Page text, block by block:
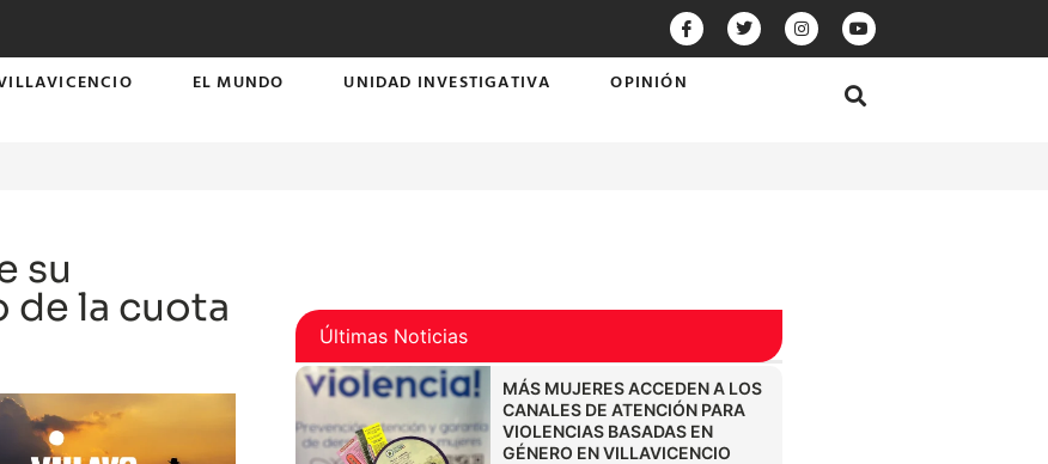
EL MUNDO UNIDAD INVESTIGATIVA OPINIÓN
su
de la cuota
Últimas Noticias
MÁS MUJERES ACCEDEN A LOS
CANALES DE ATENCIÓN PARA
VIOLENCIAS BASADAS EN
GÉNERO EN VILLAVICENCIO